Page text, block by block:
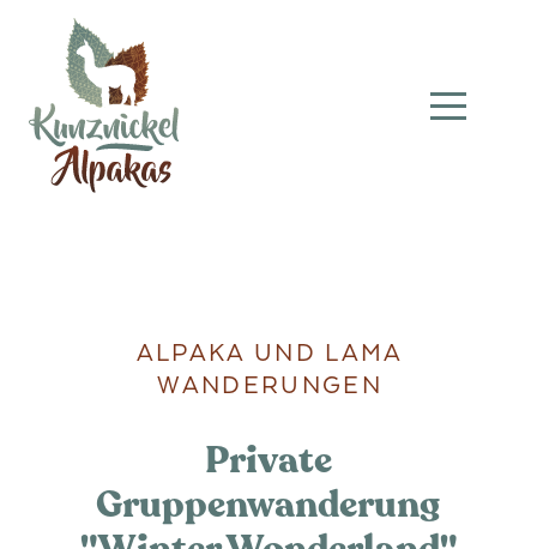
ALPAKA UND LAMA
WANDERUNGEN
Private
Gruppenwanderung